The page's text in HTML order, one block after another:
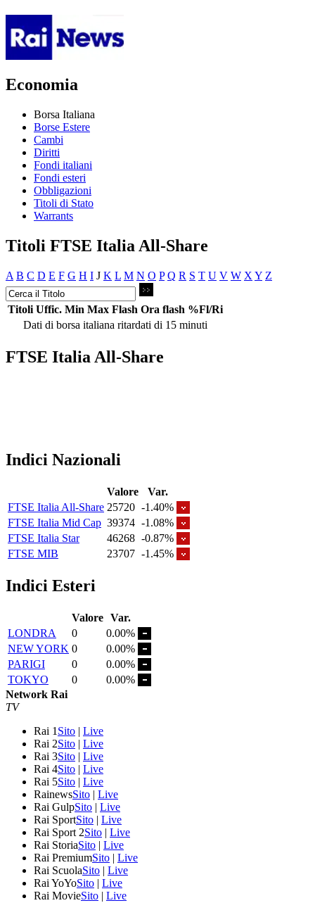
Economia
Borsa Italiana
Borse Estere
Cambi
Diritti
Fondi italiani
Fondi esteri
Obbligazioni
Titoli di Stato
Warrants
Titoli FTSE Italia All-Share
A B C D E F G H I J K L M N O P Q R S T U V W X Y Z
Titoli Uffic. Min Max Flash Ora flash %Fl/Ri
Dati di borsa italiana ritardati di 15 minuti
FTSE Italia All-Share
Indici Nazionali
Valore
Var.
FTSE Italia All-Share 25720 -1.40%
FTSE Italia Mid Cap 39374 -1.08%
FTSE Italia Star
46268 -0.87%
FTSE MIB
23707 -1.45%
Indici Esteri
Valore Var.
LONDRA
0
0.00%
NEW YORK 0
0.00%
PARIGI
0
0.00%
TOKYO
0
0.00%
Network Rai
TV
Rai 1 Sito | Live
Rai 2Sito | Live
Rai 3Sito | Live
Rai 4Sito | Live
Rai 5Sito | Live
RainewsSito | Live
Rai GulpSito | Live
Rai SportSito | Live
Rai Sport 2Sito | Live
Rai StoriaSito | Live
Rai PremiumSito | Live
Rai ScuolaSito | Live
Rai YoYoSito | Live
Rai MovieSito | Live